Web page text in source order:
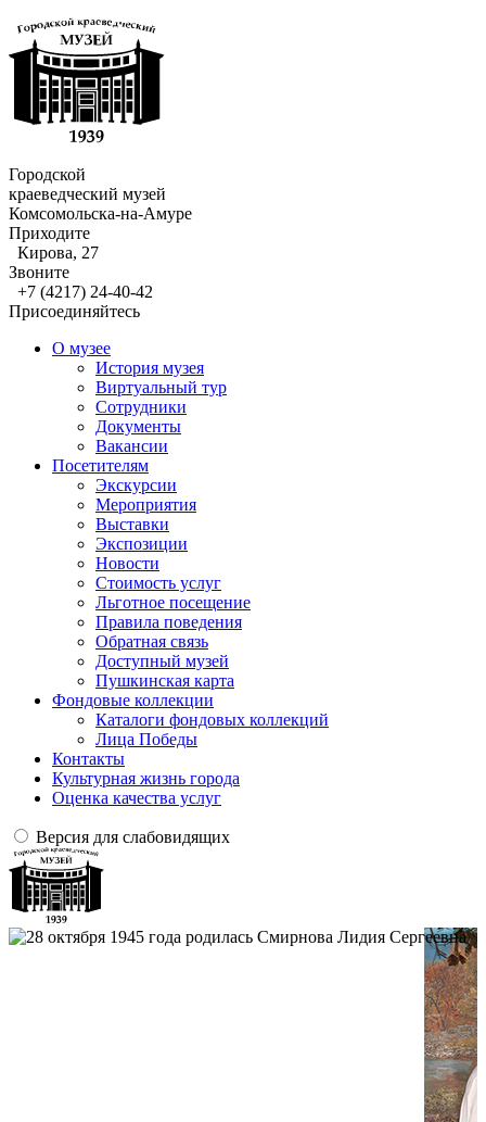
Городской
краеведческий музей
Комсомольска-на-Амуре
Приходите
Кирова, 27
Звоните
+7 (4217) 24-40-42
Присоединяйтесь
О музее
История музея
Виртуальный тур
Сотрудники
Документы
Вакансии
Посетителям
Экскурсии
Мероприятия
Выставки
Экспозиции
Новости
Стоимость услуг
Льготное посещение
Правила поведения
Обратная связь
Доступный музей
Пушкинская карта
Фондовые коллекции
Каталоги фондовых коллекций
Лица Победы
Контакты
Культурная жизнь города
Оценка качества услуг
Версия для слабовидящих